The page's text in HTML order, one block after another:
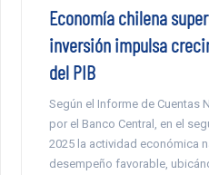
Economía chilena
inversión impulsa
del PIB
Según el Informe de Cuentas
por el Banco Central, en el
2025 la actividad económica
desempeño favorable,